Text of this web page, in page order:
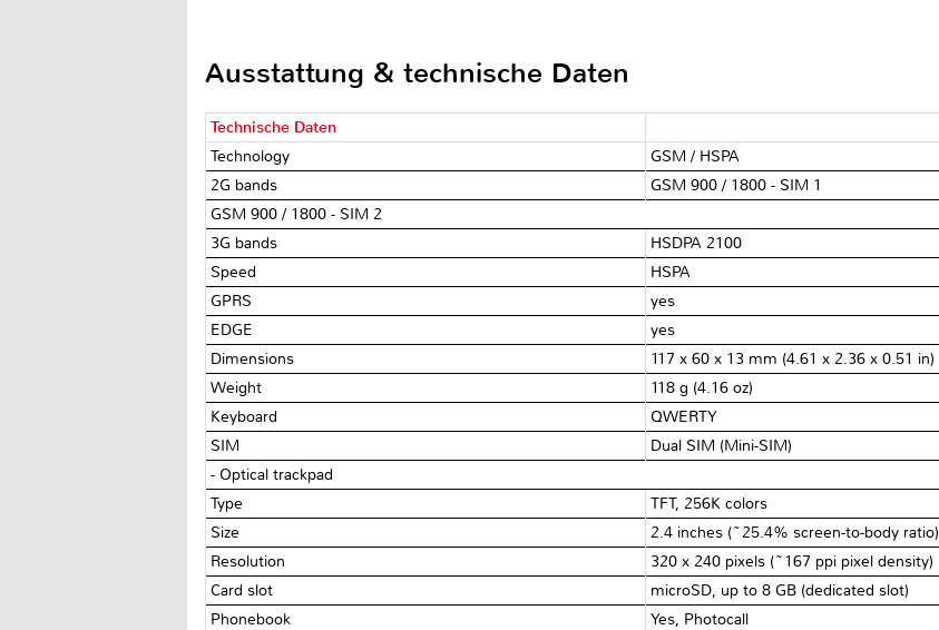
Ausstattung & technische Daten
Technische Daten
Technology
GSM / HSPA
2G bands
GSM 900 / 1800 - SIM 1
GSM 900 / 1800 - SIM 2
3G bands
HSDPA 2100
Speed
HSPA
GPRS
yes
EDGE
yes
Dimensions
117 x 60 x 13 mm (4.61 x 2.36 x 0.51 in)
Weight
118 g (4.16 oz)
Keyboard
QWERTY
SIM
Dual SIM (Mini-SIM)
- Optical trackpad
Type
TFT, 256K colors
Size
2.4 inches (~25.4% screen-to-body ratio)
Resolution
320 x 240 pixels (~167 ppi pixel density)
Card slot
microSD, up to 8 GB (dedicated slot)
Phonebook
Yes, Photocall